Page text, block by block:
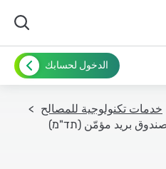
الدخول لحسابك
خدمات تكنولوجية للمصالح
بريد مؤمّن (תד"מ)